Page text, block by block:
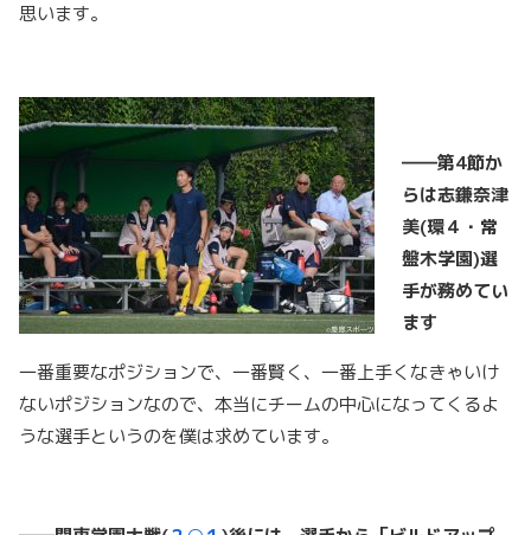
思います。
――第4節か
らは志鎌奈津
美(環４・常
盤木学園)選
手が務めてい
ます
一番重要なポジションで、一番賢く、一番上手くなきゃいけ
ないポジションなので、本当にチームの中心になってくるよ
うな選手というのを僕は求めています。